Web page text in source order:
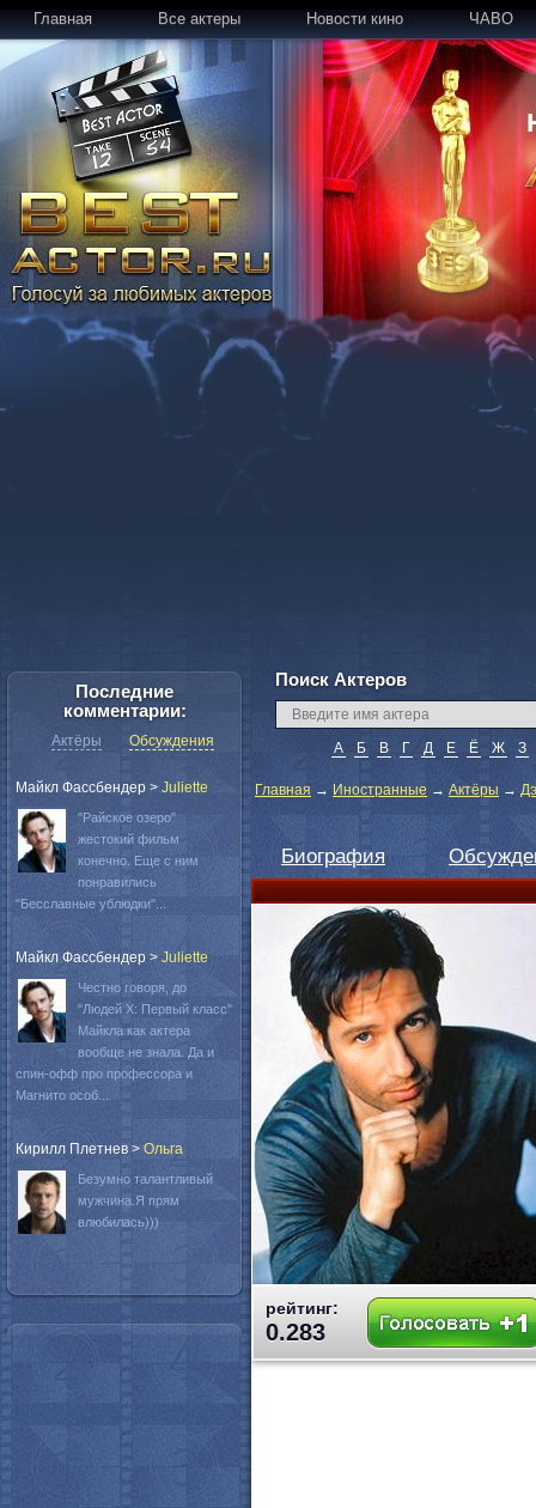
Главная Все актеры Новости кино ЧАВО
Поиск Актеров
А Б В Г Д Е Ё Ж З
Главная → Иностранные → Актёры →
Биография
рейтинг:
0.283
Последние
комментарии:
Актёры Обсуждения
Майкл Фассбендер > Juliette
"Райское озеро"
жестокий фильм
конечно. Еще с ним
понравились
"Бесславные ублюдки"...
Майкл Фассбендер > Juliette
Честно говоря, до
"Людей Х: Первый класс"
Майкла как актера
вообще не знала. Да и
спин-офф про профессора и
Магнито особ...
Кирилл Плетнев > Oльга
Безумно талантливый
мужчина.Я прям
влюбилась)))